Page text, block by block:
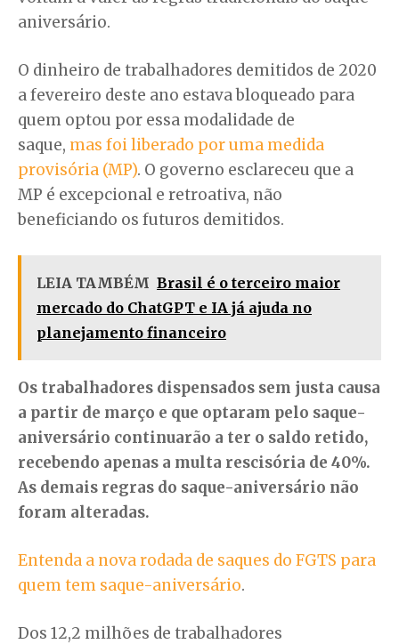
aniversário.
O dinheiro de trabalhadores demitidos de 2020
a fevereiro deste ano estava bloqueado para
quem optou por essa modalidade de
saque, mas foi liberado por uma medida
provisória (MP). O governo esclareceu que a
MP é excepcional e retroativa, não
beneficiando os futuros demitidos.
LEIA TAMBÉM Brasil é o terceiro maior
mercado do ChatGPT e IA já ajuda no
planejamento financeiro
Os trabalhadores dispensados sem justa causa
a partir de março e que optaram pelo saque-
aniversário continuarão a ter o saldo retido,
recebendo apenas a multa rescisória de 40%.
As demais regras do saque-aniversário não
foram alteradas.
Entenda a nova rodada de saques do FGTS para
quem tem saque-aniversário.
Dos 12,2 milhões de trabalhadores